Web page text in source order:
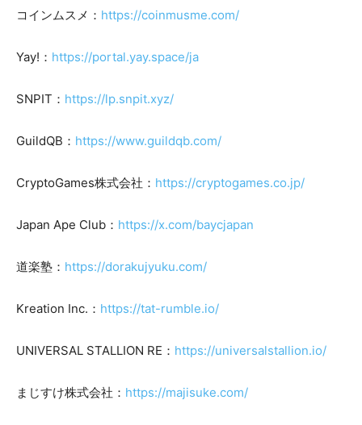
コインムスメ： https://coinmusme.com/
Yay!： https://portal.yay.space/ja
SNPIT： https://lp.snpit.xyz/
GuildQB： https://www.guildqb.com/
CryptoGames株式会社： https://cryptogames.co.jp/
Japan Ape Club： https://x.com/baycjapan
道楽塾： https://dorakujyuku.com/
Kreation Inc.： https://tat-rumble.io/
UNIVERSAL STALLION RE： https://universalstallion.io/
まじすけ株式会社： https://majisuke.com/